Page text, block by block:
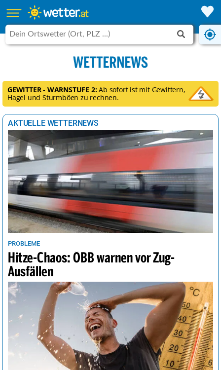
GEWITTER - WARNSTUFE 2:Ab sofort ist mit Gewittern,
Hagel und Sturmböen zu rechnen.
AKTUELLE WETTERNEWS
PROBLEME
Hitze-Chaos: ÖBB warnen vor Zug-
Ausfällen